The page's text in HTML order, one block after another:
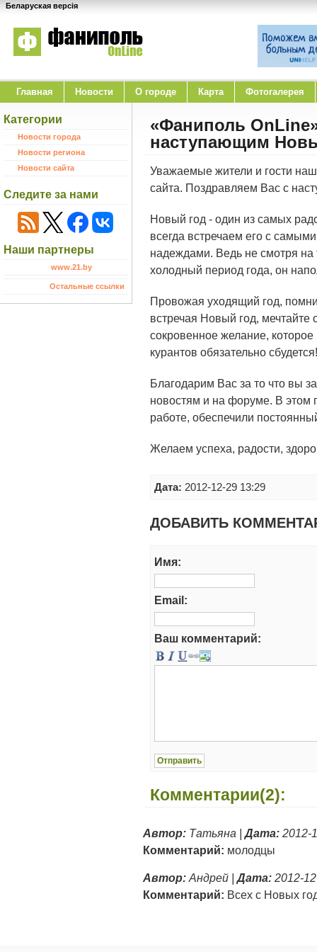
Беларуская версія
Главная Новости O городе Карта Фотогалерея
Категории
Новости города
Новости региона
Новости сайта
Следите за нами
Наши партнеры
www.21.by
Остальные ссылки
«Фаниполь
наступающим
Уважаемые жители и гости
сайта. Поздравляем Вас с
Новый год - один из самых
всегда встречаем его с
надеждами. Ведь не смотря на
холодный период года, он
Провожая уходящий год,
встречая Новый год, мечтайте
сокровенное желание,
курантов обязательно
Благодарим Вас за то что вы
новостям и на форуме. В этом
работе, обеспечили
Желаем успеха, радости,
Дата: 2012-12-29 13:29
ДОБАВИТЬ
Имя:
Email:
Ваш комментарий:
Комментарии(2):
Автор: Татьяна |Дата: 2012-
Комментарий: молодцы
Автор: Андрей |Дата: 2012-
Комментарий: Всех с Новых